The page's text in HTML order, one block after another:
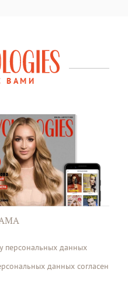
ВАМИ
персональных данных
данных согласен